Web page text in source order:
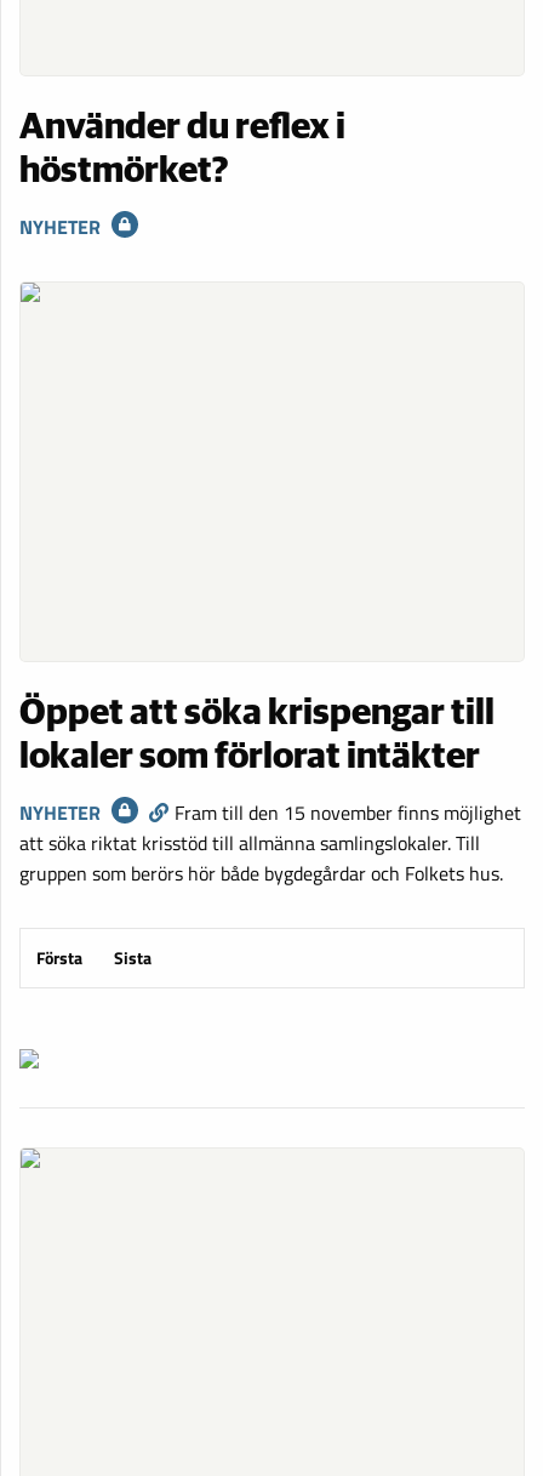
Använder du reflex i
höstmörket?
NYHETER
Öppet att söka krispengar till
lokaler som förlorat intäkter
NYHETER
Fram till den 15 november finns möjlighet
att söka riktat krisstöd till allmänna samlingslokaler. Till
gruppen som berörs hör både bygdegårdar och Folkets hus.
Första Sista